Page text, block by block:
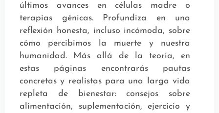
últimos avances en células madre o
terapias génicas. Profundiza en una
reflexión honesta, incluso incómoda, sobre
cómo percibimos la muerte y nuestra
humanidad. Más allá de la teoría, en
estas páginas encontrarás pautas
concretas y realistas para una larga vida
repleta de bienestar: consejos sobre
alimentación, suplementación, ejercicio y